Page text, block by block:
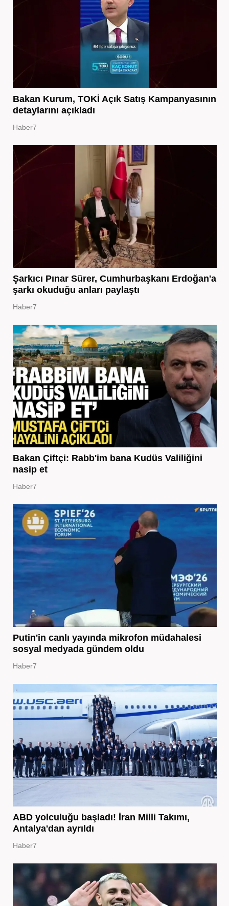
Bakan Kurum, TOKİ Açık Satış Kampanyasının
detaylarını açıkladı
Haber7
Şarkıcı Pınar Sürer, Cumhurbaşkanı Erdoğan'a
şarkı okuduğu anları paylaştı
Haber7
Bakan Çiftçi: Rabb'im bana Kudüs Valiliğini
nasip et
Haber7
Putin'in canlı yayında mikrofon müdahalesi
sosyal medyada gündem oldu
Haber7
ABD yolculuğu başladı! İran Milli Takımı,
Antalya'dan ayrıldı
Haber7